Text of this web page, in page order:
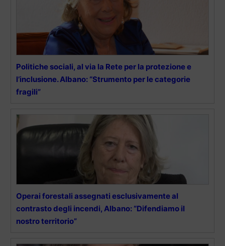
Politiche sociali, al via la Rete per la protezione e
l’inclusione. Albano: “Strumento per le categorie
fragili”
Operai forestali assegnati esclusivamente al
contrasto degli incendi, Albano: “Difendiamo il
nostro territorio”